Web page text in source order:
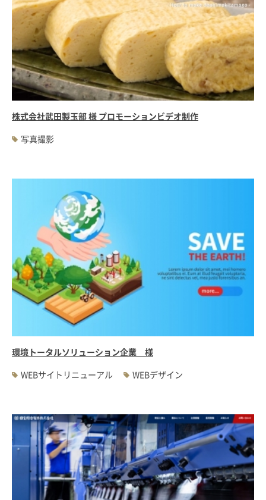
株式会社武田製玉部 様 プロモーションビデオ制作
写真撮影
環境トータルソリューション企業 様
WEBサイトリニューアル
WEBデザイン